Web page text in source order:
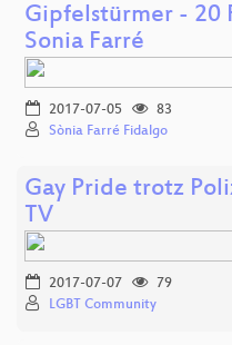
Gipfelstürmer - 20
Sonia Farré
2017-07-05
83
Sònia Farré Fidalgo
Gay Pride trotz
TV
2017-07-07
79
LGBT Community